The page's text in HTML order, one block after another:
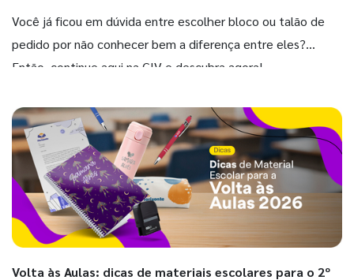
Você já ficou em dúvida entre escolher bloco ou talão de
pedido por não conhecer bem a diferença entre eles?
Então, continue aqui na GIV e descubra agora!
Volta às Aulas: dicas de materiais escolares para o 2º